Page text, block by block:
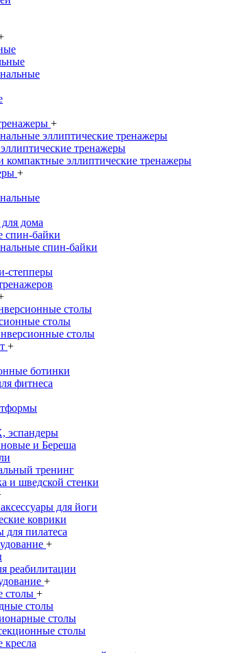
+
эллиптические тренажеры
тренажеры
компактные эллиптические тренажеры
+
дома
спин-байки
спин-байки
степперы
столы
столы
столы
+
ботинки
фитнеса
эспандеры
и Береша
тренинг
и шведской стенки
для йоги
коврики
для пилатеса
+
реабилитации
+
столы +
столы
столы
столы